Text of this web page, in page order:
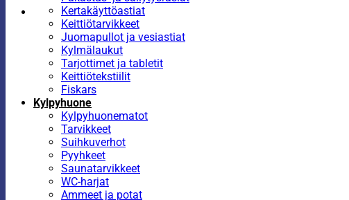
Kertakäyttöastiat
Keittiötarvikkeet
Juomapullot ja vesiastiat
Kylmälaukut
Tarjottimet ja tabletit
Keittiötekstiilit
Fiskars
Kylpyhuone
Kylpyhuonematot
Tarvikkeet
Suihkuverhot
Pyyhkeet
Saunatarvikkeet
WC-harjat
Ammeet ja potat